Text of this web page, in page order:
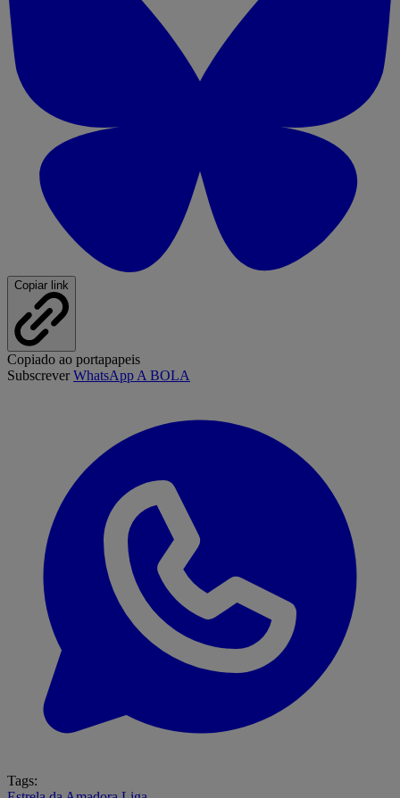
Copiar link
Copiado ao portapapeis
SubscreverWhatsApp A BOLA
Tags: